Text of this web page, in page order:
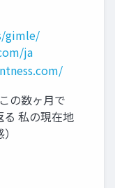
gimle/
ja
の数ヶ月で
私の現在地